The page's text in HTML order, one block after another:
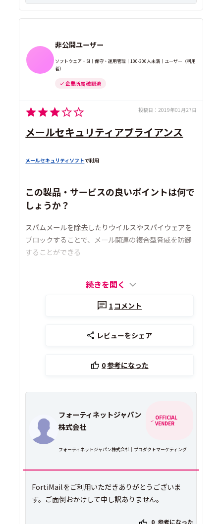
非公開ユーザー
ソフトウェア・SI｜保守・運用管理｜100-300人未満｜ユーザー（利用
者）
企業所属 確認済
投稿日： 2019年01月27日
メールセキュリティアプライアンス
メールセキュリティソフトで利用
この製品・サービスの良いポイントは何で
しょうか？
スパムメールを除去したりウイルスやスパイウェアを
ブロックすることで、メール関連の複合型脅威を防御
することができる
続きを開く
1 コメント
レビューをシェア
0参考になった
フォーティネットジャパン
株式会社
OFFICIAL
VENDER
フォーティネットジャパン株式会社｜プロダクトマーケティング
FortiMailをご利用いただきありがとうございま
す。ご面倒おかけして申し訳ありません。
0 参考になった